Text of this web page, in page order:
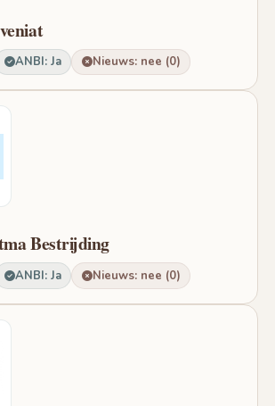
ANBI: Ja Nieuws: nee (0)
Bestrijding
ANBI: Ja Nieuws: nee (0)